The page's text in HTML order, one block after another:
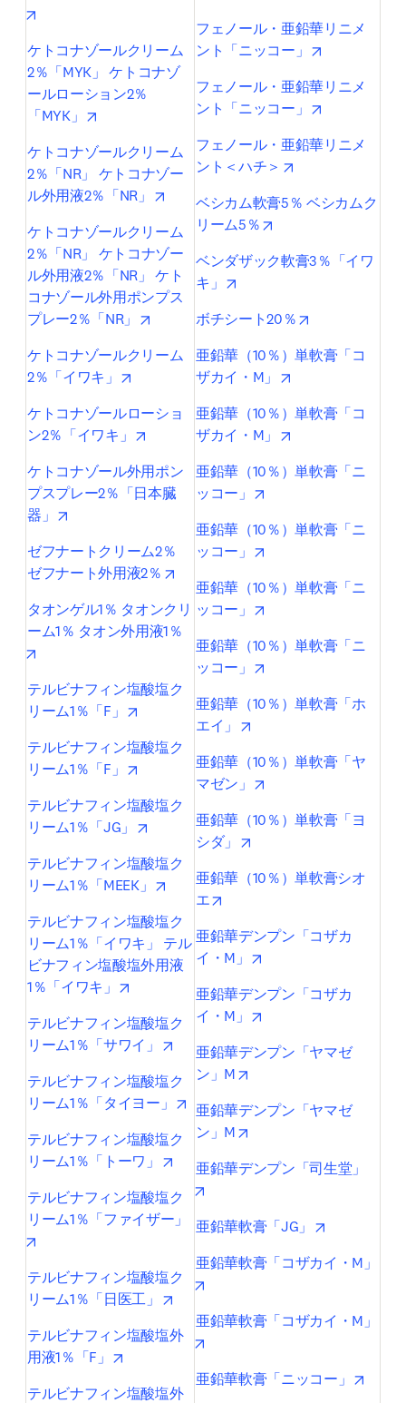
ケトコナゾールクリーム
2％「MYK」 ケトコナゾ
ールローション2％
「MYK」
opens in new tab/window
ケトコナゾールクリーム
2％「NR」 ケトコナゾー
ル外用液2％「NR」
opens in new tab/window
ケトコナゾールクリーム
2％「NR」 ケトコナゾー
ル外用液2％「NR」 ケト
コナゾール外用ポンプス
プレー2％「NR」
opens in new tab/window
ケトコナゾールクリーム
2％「イワキ」
opens in new tab/window
ケトコナゾールローショ
ン2％「イワキ」
opens in new tab/window
ケトコナゾール外用ポン
プスプレー2％「日本臓
器」
ゼフナートクリーム2％
ゼフナート外用液2％
タオンゲル1％ タオンクリ
ーム1％ タオン外用液1％
テルビナフィン塩酸塩ク
リーム1％「F」
opens in new tab/window
テルビナフィン塩酸塩ク
リーム1％「F」
opens in new tab/window
テルビナフィン塩酸塩ク
リーム1％「JG」
opens in new tab/window
テルビナフィン塩酸塩ク
リーム1％「MEEK」
opens in new tab/window
テルビナフィン塩酸塩ク
リーム1％「イワキ」 テル
ビナフィン塩酸塩外用液
1％「イワキ」
opens in new tab/window
テルビナフィン塩酸塩ク
リーム1％「サワイ」
opens in new tab/window
テルビナフィン塩酸塩ク
リーム1％「タイヨー」
opens in new tab/window
テルビナフィン塩酸塩ク
リーム1％「トーワ」
opens in new tab/window
テルビナフィン塩酸塩ク
リーム1％「ファイザー」
テルビナフィン塩酸塩ク
リーム1％「日医工」
テルビナフィン塩酸塩外
用液1％「F」
テルビナフィン塩酸塩外
フェノール・亜鉛華リニメ
ント「ニッコー」
フェノール・亜鉛華リニメ
ント「ニッコー」
フェノール・亜鉛華リニメ
ント＜ハチ＞
ベシカム軟膏5％ ベシカムク
リーム5％
ベンダザック軟膏3％「イワ
キ」
ボチシート20％
亜鉛華（10％）単軟膏「コ
ザカイ・M」
亜鉛華（10％）単軟膏「コ
ザカイ・M」
亜鉛華（10％）単軟膏「ニ
ッコー」
亜鉛華（10％）単軟膏「ニ
ッコー」
亜鉛華（10％）単軟膏「ニ
ッコー」
亜鉛華（10％）単軟膏「ニ
ッコー」
亜鉛華（10％）単軟膏「ホ
エイ」
亜鉛華（10％）単軟膏「ヤ
マゼン」
亜鉛華（10％）単軟膏「ヨ
シダ」
亜鉛華（10％）単軟膏シオ
エ
亜鉛華デンプン「コザカ
イ・M」
亜鉛華デンプン「コザカ
イ・M」
亜鉛華デンプン「ヤマゼ
ン」M
亜鉛華デンプン「ヤマゼ
ン」M
亜鉛華デンプン「司生堂」
亜鉛華軟膏「JG」
亜鉛華軟膏「コザカイ・M」
亜鉛華軟膏「コザカイ・M」
亜鉛華軟膏「ニッコー」